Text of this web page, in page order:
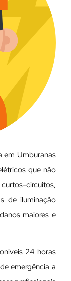
em Umburanas
que não
circuitos,
de iluminação
maiores e
24 horas
emergência a